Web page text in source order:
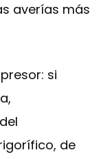
averías más
si
de